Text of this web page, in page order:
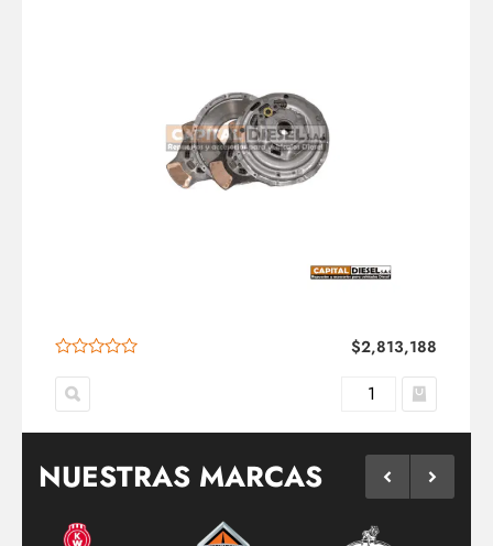
$2,813,188
NUESTRAS MARCAS